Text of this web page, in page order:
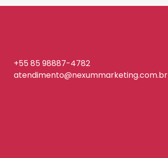
+55 85 98887-4782
atendimento@nexummarketing.com.br